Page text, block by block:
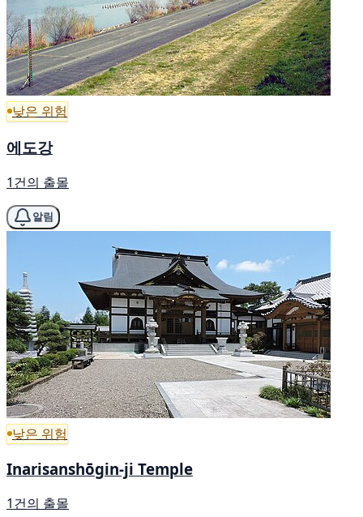
낮은 위험
에도강
1건의 출몰
알림
낮은 위험
Inarisanshōgin-ji Temple
1건의 출몰